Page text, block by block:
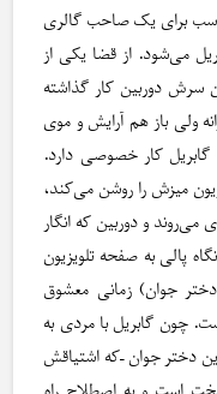
برای یک صاحب گالری
می‌شود. از قضا یکی از
دوربین کار گذاشته
ولی باز هم آرایش و موی
کار خصوصی دارد.
میزش را روشن می‌کند،
و دوربین که انگار
پالی به صفحه‌ تلویزیون
جوان) زمانی معشوق
چون گابریل با مردی به
دختر جوان –که اشتیاقش